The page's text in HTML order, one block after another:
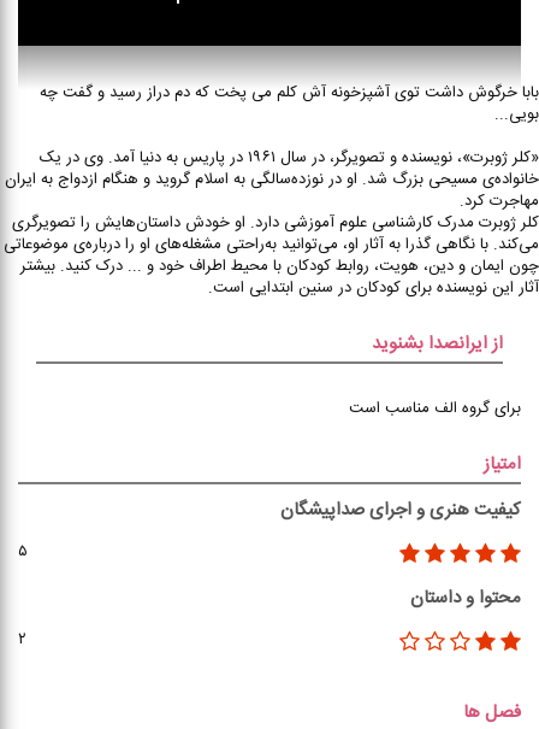
بابا خرگوش داشت توی آشپزخونه آش کلم می پخت که دم دراز رسید و گفت چه
بویی...
«کلر ژوبرت»، نویسنده و تصویرگر، در سال ۱۹۶۱ در پاریس به دنیا آمد. وی در یک
خانواده‌ی مسیحی بزرگ شد. او در نوزده‌سالگی به اسلام گروید و هنگام ازدواج به ایران
مهاجرت کرد.
کلر ژوبرت مدرک کارشناسی علوم آموزشی دارد. او خودش داستان‌هایش را تصویرگری
می‌کند. با نگاهی گذرا به آثار او، می‌توانید به‌راحتی مشغله‌های او را درباره‌ی موضوعاتی
چون ایمان و دین، هویت، روابط کودکان با محیط اطراف خود و ... درک کنید. بیشتر
آثار این نویسنده برای کودکان در سنین ابتدایی است.
از ایرانصدا بشنوید
برای گروه الف مناسب است
امتیاز
کیفیت هنری و اجرای صداپیشگان
۵
محتوا و داستان
۲
فصل ها